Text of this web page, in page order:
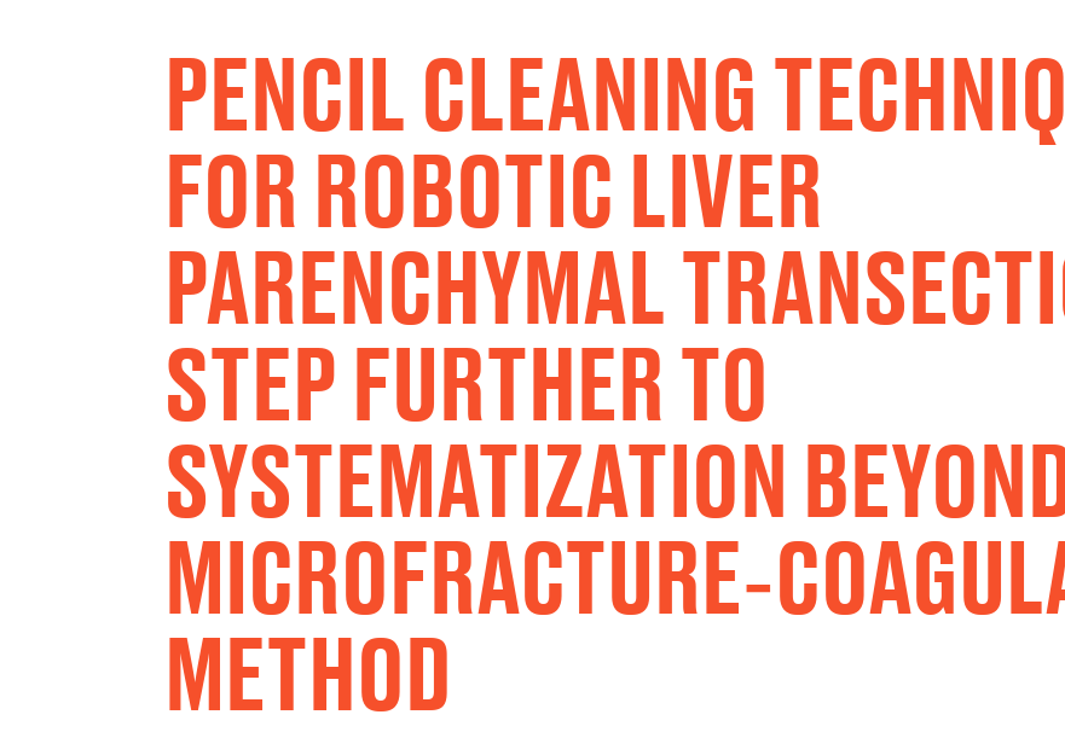
PENCIL CLEANING
FOR ROBOTIC LIVER
PARENCHYMAL
STEP FURTHER TO
SYSTEMATIZATION
METHOD